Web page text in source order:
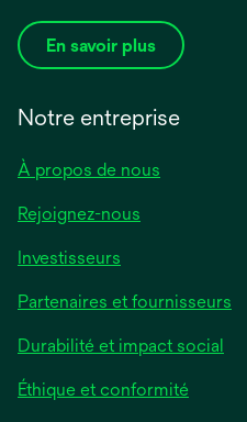
En savoir plus
Notre entreprise
À propos de nous
Rejoignez-nous
Investisseurs
Partenaires et fournisseurs
Durabilité et impact social
Éthique et conformité